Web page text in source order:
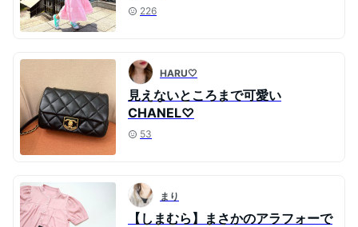
226
HARU🤍
見えないところまで可愛い
CHANEL♡
53
まり
【しまむら】まさかのアラフォーで